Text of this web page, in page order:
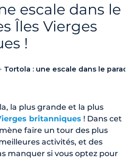
escale dans le
Îles Vierges
!
Tortola : une escale dans le
la plus grande et la plus
britanniques ! Dans cet
faire un tour des plus
activités, et des
manquer si vous optez pour